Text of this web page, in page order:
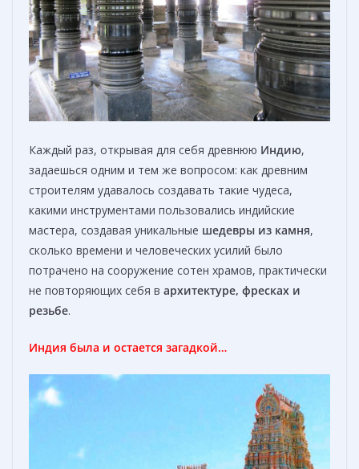
Каждый раз, открывая для себя древнюю Индию,
задаешься одним и тем же вопросом: как древним
строителям удавалось создавать такие чудеса,
какими инструментами пользовались индийские
мастера, создавая уникальные шедевры из камня,
сколько времени и человеческих усилий было
потрачено на сооружение сотен храмов, практически
не повторяющих себя в архитектуре, фресках и
резьбе.
Индия была и остается загадкой…